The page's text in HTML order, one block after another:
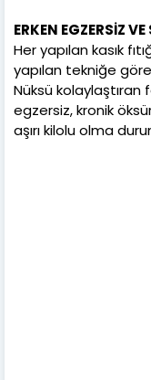
ERKEN EGZERSİZ
Her yapılan kasık
yapılan tekniğe
Nüksü
egzersiz, kronik
aşırı kilolu olma